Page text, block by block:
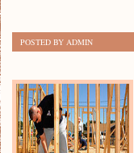
POSTED BY ADMIN